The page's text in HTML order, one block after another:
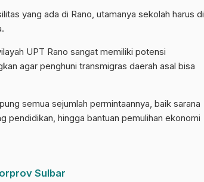
yang ada di Rano, utamanya sekolah harus di
UPT Rano sangat memiliki potensi
agar penghuni transmigras daerah asal bisa
semua sejumlah permintaannya, baik sarana
pendidikan, hingga bantuan pemulihan ekonomi
Sulbar